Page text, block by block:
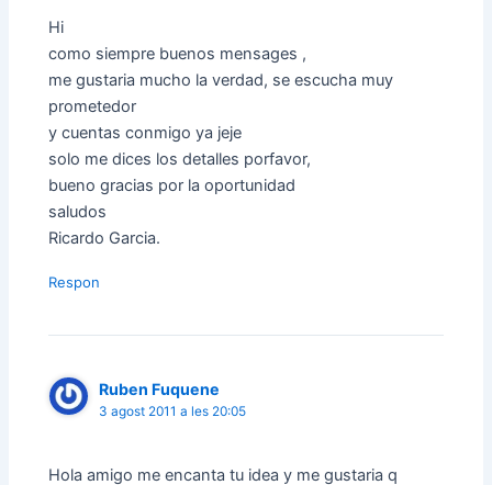
Hi
como siempre buenos mensages ,
me gustaria mucho la verdad, se escucha muy
prometedor
y cuentas conmigo ya jeje
solo me dices los detalles porfavor,
bueno gracias por la oportunidad
saludos
Ricardo Garcia.
Respon
Ruben Fuquene
3 agost 2011 a les 20:05
Hola amigo me encanta tu idea y me gustaria q